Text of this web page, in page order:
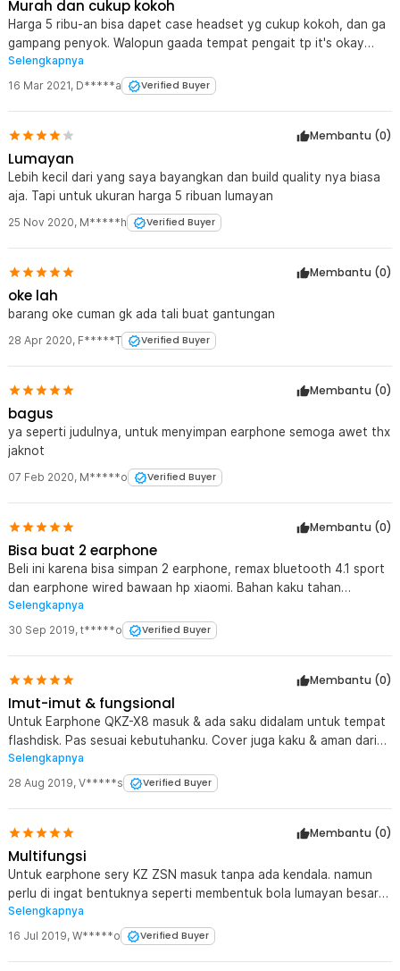
Murah dan cukup kokoh
Harga 5 ribu-an bisa dapet case headset yg cukup kokoh, dan ga
gampang penyok. Walopun gaada tempat pengait tp it's okay
karna gaperlu utk digantung, semoga awet
Selengkapnya
16 Mar 2021, D*****a Verified Buyer
Membantu (0)
Lumayan
Lebih kecil dari yang saya bayangkan dan build quality nya biasa
aja. Tapi untuk ukuran harga 5 ribuan lumayan
25 Nov 2020, M*****h Verified Buyer
Membantu (0)
oke lah
barang oke cuman gk ada tali buat gantungan
28 Apr 2020, F*****T Verified Buyer
Membantu (0)
bagus
ya seperti judulnya, untuk menyimpan earphone semoga awet thx
jaknot
07 Feb 2020, M*****o Verified Buyer
Membantu (0)
Bisa buat 2 earphone
Beli ini karena bisa simpan 2 earphone, remax bluetooth 4.1 sport
dan earphone wired bawaan hp xiaomi. Bahan kaku tahan
benturan, cuma resletingnya mudah2 an awet. Betul, gak ada
Selengkapnya
30 Sep 2019, t*****o Verified Buyer
Membantu (0)
Imut-imut & fungsional
Untuk Earphone QKZ-X8 masuk & ada saku didalam untuk tempat
flashdisk. Pas sesuai kebutuhanku. Cover juga kaku & aman dari
benturan untuk earphone di dalamnya apabila dimasukan jadi satu
di dalam tas. Namun ada kekurangan (99% sama dengan di foto),
tidak ada tempat untuk pengait seperti contoh di foto.
Selengkapnya
28 Aug 2019, V*****s Verified Buyer
Membantu (0)
Multifungsi
Untuk earphone sery KZ ZSN masuk tanpa ada kendala. namun
perlu di ingat bentuknya seperti membentuk bola lumayan besar
serta tidak ada media buat di gantung.
Selengkapnya
16 Jul 2019, W*****o Verified Buyer